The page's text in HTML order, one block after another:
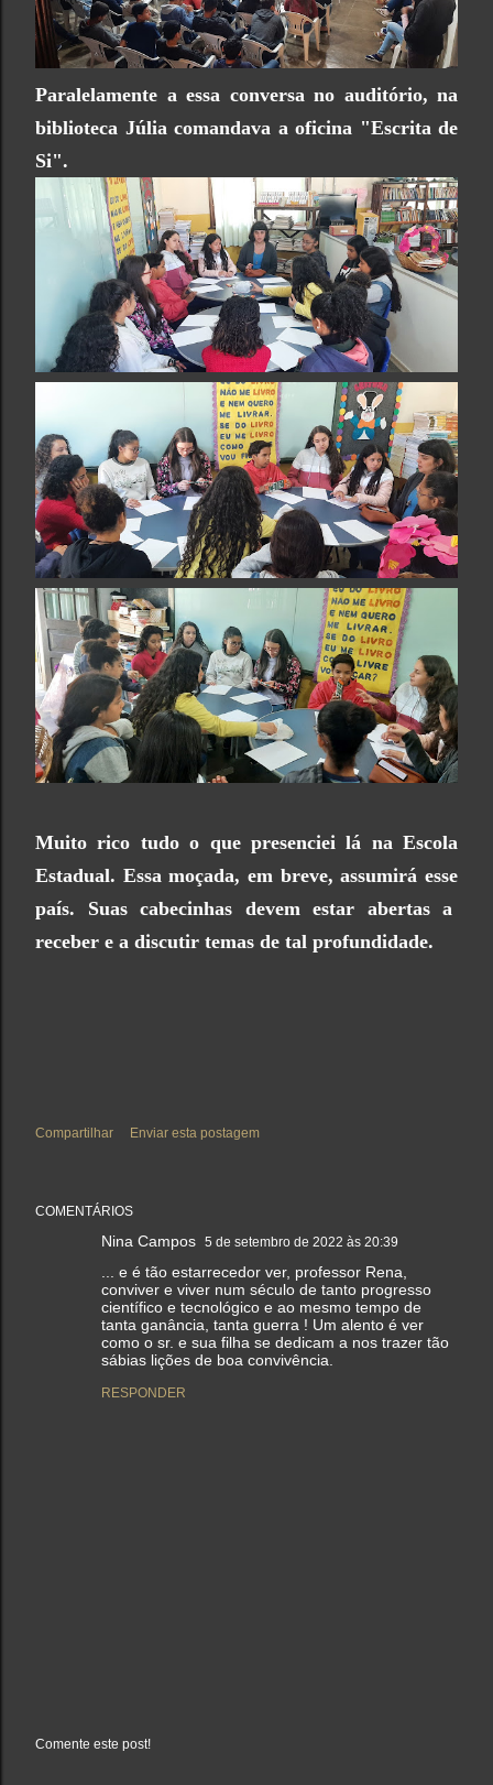
Paralelamente a essa conversa no auditório, na
biblioteca Júlia comandava a oficina "Escrita de
Si".
Muito rico tudo o que presenciei lá na Escola
Estadual. Essa moçada, em breve, assumirá esse
país. Suas cabecinhas devem estar abertas a
receber e a discutir temas de tal profundidade.
Compartilhar Enviar esta postagem
COMENTÁRIOS
Nina Campos 5 de setembro de 2022 às 20:39
... e é tão estarrecedor ver, professor Rena,
conviver e viver num século de tanto progresso
científico e tecnológico e ao mesmo tempo de
tanta ganância, tanta guerra ! Um alento é ver
como o sr. e sua filha se dedicam a nos trazer tão
sábias lições de boa convivência.
RESPONDER
Comente este post!